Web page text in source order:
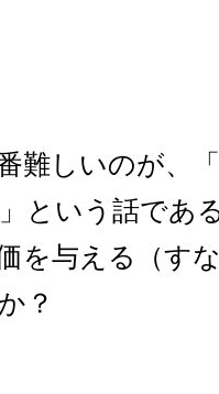
難しいのが、
という話であ
を与える（す
？